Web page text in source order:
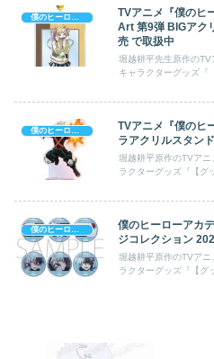
僕のヒーローアカデミア
TVアニメ『僕のヒ
Art 第9弾 BIGアク
売 で取扱中
堀越耕平先生原作のTV
キャラクターグッズ『
僕のヒーローアカデミア
TVアニメ『僕のヒ
ラアクリルスタン
堀越耕平原作のTVアニ
ラクターグッズ『【グ
僕のヒーローアカ
ジコレクション
堀越耕平原作のTVアニ
ラクターグッズ『【グ